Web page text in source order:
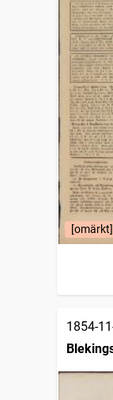
[omärkt]
1854-